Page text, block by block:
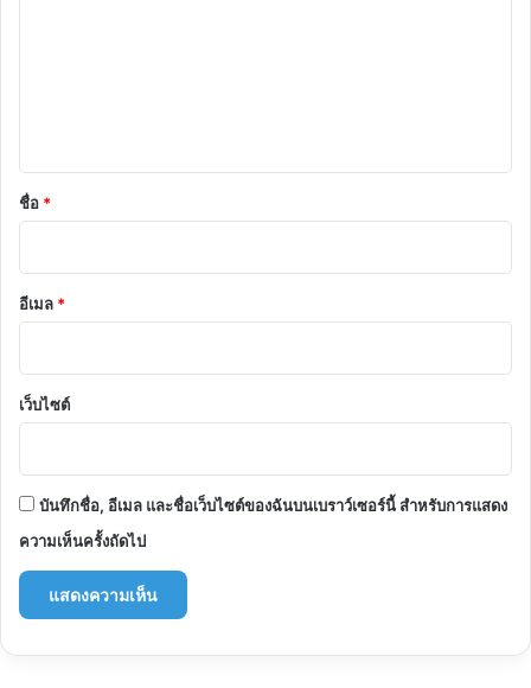
*
ชื่อ *
อีเมล *
เว็บไซต์
บันทึกชื่อ, อีเมล และชื่อเว็บไซต์ของฉันบนเบราว์เซอร์นี้ สำหรับการแสดง
ความเห็นครั้งถัดไป